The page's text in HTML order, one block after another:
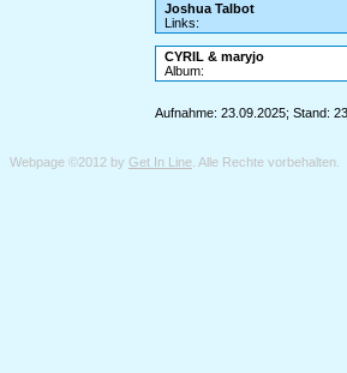
Joshua Talbot
Links:
CYRIL & maryjo
Album:
Aufnahme: 23.09.2025; Stand:
Webpage ©2012 by Get In Line . Alle Rechte vorbehalten.